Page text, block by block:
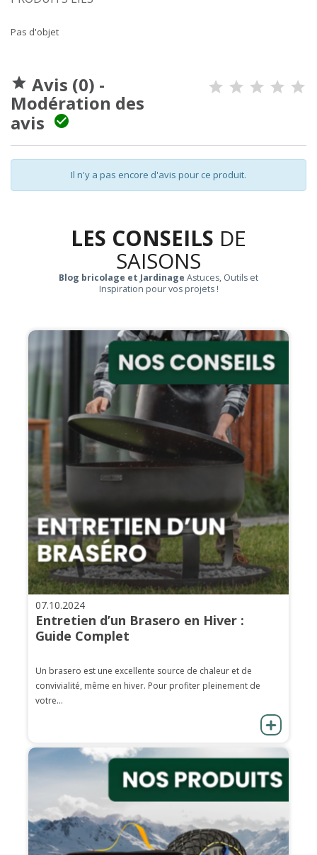
Pas d'objet
 Avis (0) -
Modération des
avis

Il n'y a pas encore d'avis pour ce produit.
LES CONSEILS DE
SAISONS
Blog bricolage et Jardinage Astuces, Outils et
Inspiration pour vos projets !
07.10.2024
Entretien d’un Brasero en Hiver :
Guide Complet
Un brasero est une excellente source de chaleur et de
convivialité, même en hiver. Pour profiter pleinement de
votre...